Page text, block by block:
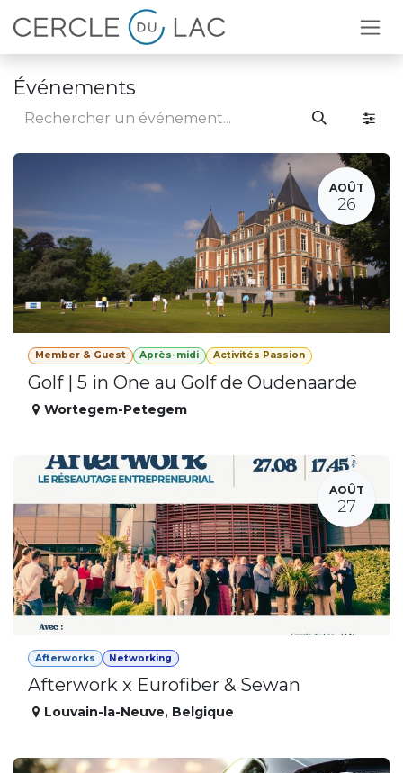
Se rendre au contenu
Événements
AOÛT
26
Member & Guest Après-midi Activités Passion
Golf | 5 in One au Golf de Oudenaarde
Wortegem-Petegem
AOÛT
27
Afterworks Networking
Afterwork x Eurofiber & Sewan
Louvain-la-Neuve, Belgique